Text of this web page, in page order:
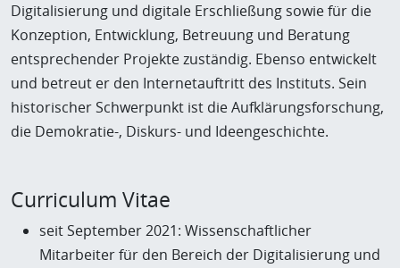
Digitalisierung und digitale Erschließung sowie für die
Konzeption, Entwicklung, Betreuung und Beratung
entsprechender Projekte zuständig. Ebenso entwickelt
und betreut er den Internetauftritt des Instituts. Sein
historischer Schwerpunkt ist die Aufklärungsforschung,
die Demokratie-, Diskurs- und Ideengeschichte.
Curriculum Vitae
seit September 2021: Wissenschaftlicher
Mitarbeiter für den Bereich der Digitalisierung und